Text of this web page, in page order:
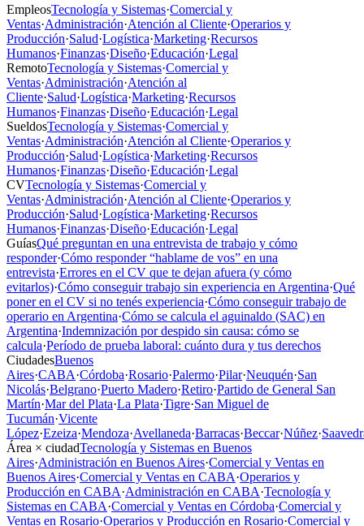
EmpleosTecnología y Sistemas·Comercial y
Ventas·Administración·Atención al Cliente·Operarios y
Producción·Salud·Logística·Marketing·Recursos
Humanos·Finanzas·Diseño·Educación·Legal
RemotoTecnología y Sistemas·Comercial y
Ventas·Administración·Atención al
Cliente·Salud·Logística·Marketing·Recursos
Humanos·Finanzas·Diseño·Educación·Legal
SueldosTecnología y Sistemas·Comercial y
Ventas·Administración·Atención al Cliente·Operarios y
Producción·Salud·Logística·Marketing·Recursos
Humanos·Finanzas·Diseño·Educación·Legal
CVTecnología y Sistemas·Comercial y
Ventas·Administración·Atención al Cliente·Operarios y
Producción·Salud·Logística·Marketing·Recursos
Humanos·Finanzas·Diseño·Educación·Legal
GuíasQué preguntan en una entrevista de trabajo y cómo
responder·Cómo responder “hablame de vos” en una
entrevista·Errores en el CV que te dejan afuera (y cómo
evitarlos)·Cómo conseguir trabajo sin experiencia en Argentina·Qué
poner en el CV si no tenés experiencia·Cómo conseguir trabajo de
operario en Argentina·Cómo se calcula el aguinaldo (SAC) en
Argentina·Indemnización por despido sin causa: cómo se
calcula·Período de prueba laboral: cuánto dura y tus derechos
CiudadesBuenos
Aires·CABA·Córdoba·Rosario·Palermo·Pilar·Neuquén·San
Nicolás·Belgrano·Puerto Madero·Retiro·Partido de General San
Martín·Mar del Plata·La Plata·Tigre·San Miguel de
Tucumán·Vicente
López·Ezeiza·Mendoza·Avellaneda·Barracas·Beccar·Núñez·
Área × ciudadTecnología y Sistemas en Buenos
Aires·Administración en Buenos Aires·Comercial y Ventas en
Buenos Aires·Comercial y Ventas en CABA·Operarios y
Producción en CABA·Administración en CABA·Tecnología y
Sistemas en CABA·Comercial y Ventas en Córdoba·Comercial y
Ventas en Rosario·Operarios y Producción en Rosario·Comercial y